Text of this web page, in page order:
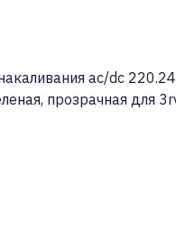
ac/dc
прозрачная для